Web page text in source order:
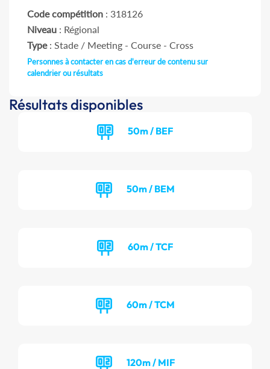
Code compétition : 318126
Niveau : Régional
Type: Stade / Meeting - Course - Cross
Personnes à contacter en cas d'erreur de contenu sur
calendrier ou résultats
Résultats disponibles
50m / BEF
50m / BEM
60m / TCF
60m / TCM
120m / MIF